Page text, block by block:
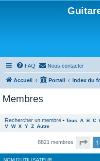
FAQ Nous contacter
Accueil Portail Index du
Membres
Rechercher un membre • Tous A B C
V W X Y Z Autre
8821 membres Page
1
NOM D’UTILISATEUR